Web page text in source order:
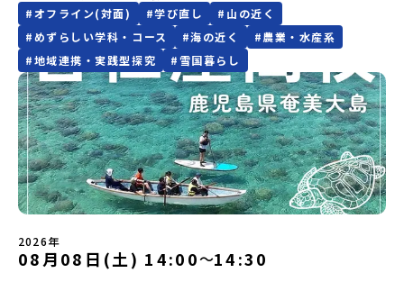
域・教育魅力化プラットフォーム設 立：2017年3月代表者：岩本
悠所在地：〒690-0842 島根県松江市東本町二丁目25-6 みらい
BASE2階公式HP：http://c-platform.or.jp/お問い合わせ先担
当：小川・小原E-mail：info@miratabi.jp「おためし地域留学体
験」のプログラム開催情報を公式LINEにて配信中！ぜひご登録くだ
さい♪地域みらい留学公式LINE
mirai.jp/events/064069お気軽にどうぞ！「はじめての一人旅だ
けど大丈夫？」「どんな体験ができるの？」そんな保護者様の不安
や、中学生のみなさんの素朴な疑問にスタッフが直接お答えしま
す。チャットでの質問も可能ですので、ぜひご自宅からリラックス
してご参加ください。▼お申し込み前に必ずご確認ください・参加
規約への同意プログラムへの参加申し込みいただく前に、「お申し
込みに関する各規約」への同意が必須となります。ご確認くださ
い。・抽選による参加者決定についてお申込みいただいた方の中か
ら抽選の上、締め切り日から1週間を目途に、お申し込み時に記入い
ただいたメールアドレス宛に「当選／落選メール」をお送りいたし
ます。当選者は、メールに記載された「当選確認フォーム」に３日
以内に回答いただき、確認フォームの提出をもって参加確定とさせ
ていただきます。当選確認フォームの期日までにご回答いただけな
い場合は、当選を取り消しとさせていただきます。当選取り消しが
あった場合は、繰り上げ当選者へご連絡させていただきます。登録
メールアドレスの変更をご希望の場合は下記の地域みらい留学公式
由時間の個人飲食費などの個人的費用【募集人数】最大10名（お申
し込み多数の場合は抽選の上決定）【参加者決定】お申し込み多数
の場合は、締め切り後1週間を目途に当落結果をご連絡いたします。
【申し込み受付期間】6月8日(月)12：00 から 6月22日(月) 12：00
まで疑問も不安もワクワクに変える！「おためし地域留学」ステッ
プアップ説明会プログラムの内容を詳しく知りたい方や、お申し込
みを迷われている方向けにZoomでのオンライン配信を行います。
知りたい情報のレベルに合わせて、以下の2つのステップをご活用く
ださい。【STEP 1】全体オンライン説明会（アーカイブ動画を公開
中！）〜まずは「おためし地域留学」を知りたい方へ〜日本全国20
以上の地域から選んで参加できる「おためし地域留学」の全体像や
魅力について、説明会を開催しました。中学生一人での参加にあた
制」についても詳しく解説しています。ぜひ、ご自宅からお気軽に
ご視聴ください。🎬 [アーカイブ動画を視聴する]YouTube：
#オフライン(対面) #学び直し # 山の近く
#めずらしい学科・コース #海の近く #農業・水産系
#地域連携・実践型探究 #雪国暮らし
2026年
08月08日(土) 14:00〜14:30